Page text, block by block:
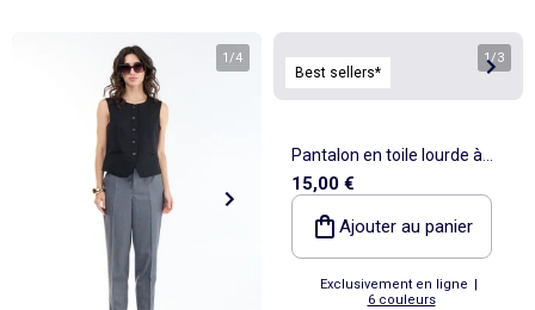
1/4
Best sellers*
1/3
Pantalon en toile lourde à
coupe cigarette pour femme
15,00 €
Ajouter au panier
Exclusivement en ligne |
6 couleurs